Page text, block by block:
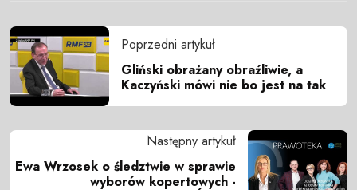
Poprzedni artykuł
Gliński obrażany obraźliwie, a
Kaczyński mówi nie bo jest na tak
Następny artykuł
Ewa Wrzosek o śledztwie w sprawie
wyborów kopertowych -